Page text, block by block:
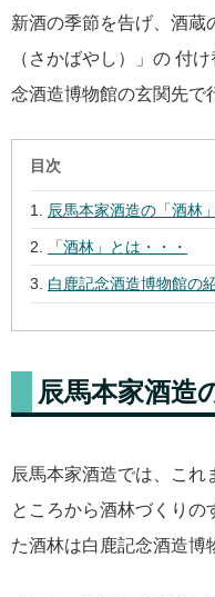
新酒の季節を告げ、酒蔵
（さかばやし）」の 付
念酒造博物館の玄関先で
目次
辰馬本家酒造の「酒林
「酒林」とは・・・
白鹿記念酒造博物館の
辰馬本家酒造
辰馬本家酒造では、これ
ところから酒林づくりの
た酒林は白鹿記念酒造博